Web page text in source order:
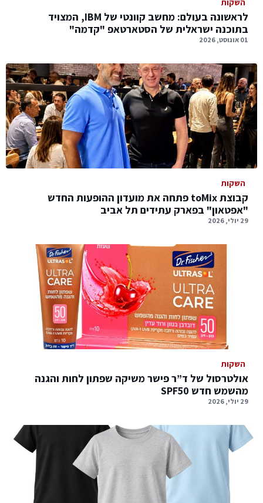
לראשונה בעולם: מחשב קוונטי של IBM, המצויד
בתוכנה ישראלית של הסטארטאפ "קדמה"
01 אוגוסט, 2026
השקות
קבוצת toMix פתחה את מועדון ההופעות החדש
"אפטאון" בפארק עתידים תל אביב
29 יולי, 2026
השקות
אולטרסול של ד”ר פישר משיקה שפתון לחות והגנה
מהשמש חדש SPF50
29 יולי, 2026